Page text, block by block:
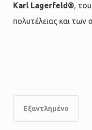
Karl Lagerfeld®,
πολυτέλειας και των
Εξαντλημένο